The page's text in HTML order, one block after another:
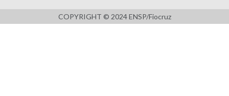
COPYRIGHT © 2024 ENSP/Fiocruz